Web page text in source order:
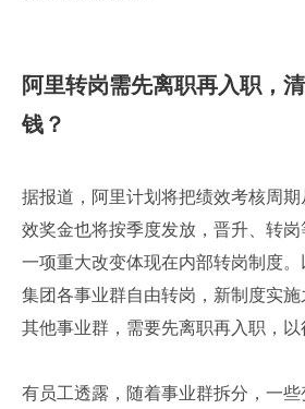
阿里转岗需先离职再入职，
钱？
据报道，阿里计划将把绩效考核周
效奖金也将按季度发放，晋升、转
一项重大改变体现在内部转岗制度
集团各事业群自由转岗，新制度实
其他事业群，需要先离职再入职，以
有员工透露，随着事业群拆分，一